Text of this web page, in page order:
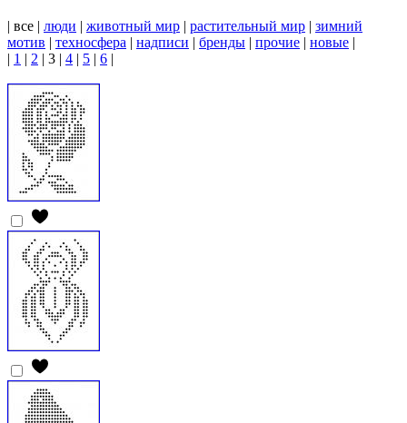
| все | люди | животный мир | растительный мир | зимний
мотив | техносфера | надписи | бренды | прочие | новые |
| 1 | 2 | 3 | 4 | 5 | 6 |